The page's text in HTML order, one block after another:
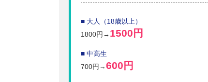
■ 大人（18歳以上）
1800円→ 1500円
■ 中高生
700円→600円